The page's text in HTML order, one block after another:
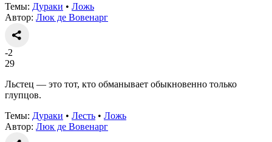
Темы: Дураки • Ложь
Автор: Люк де Вовенарг
-2
29
Льстец — это тот, кто обманывает обыкновенно только
глупцов.
Темы: Дураки • Лесть • Ложь
Автор: Люк де Вовенарг